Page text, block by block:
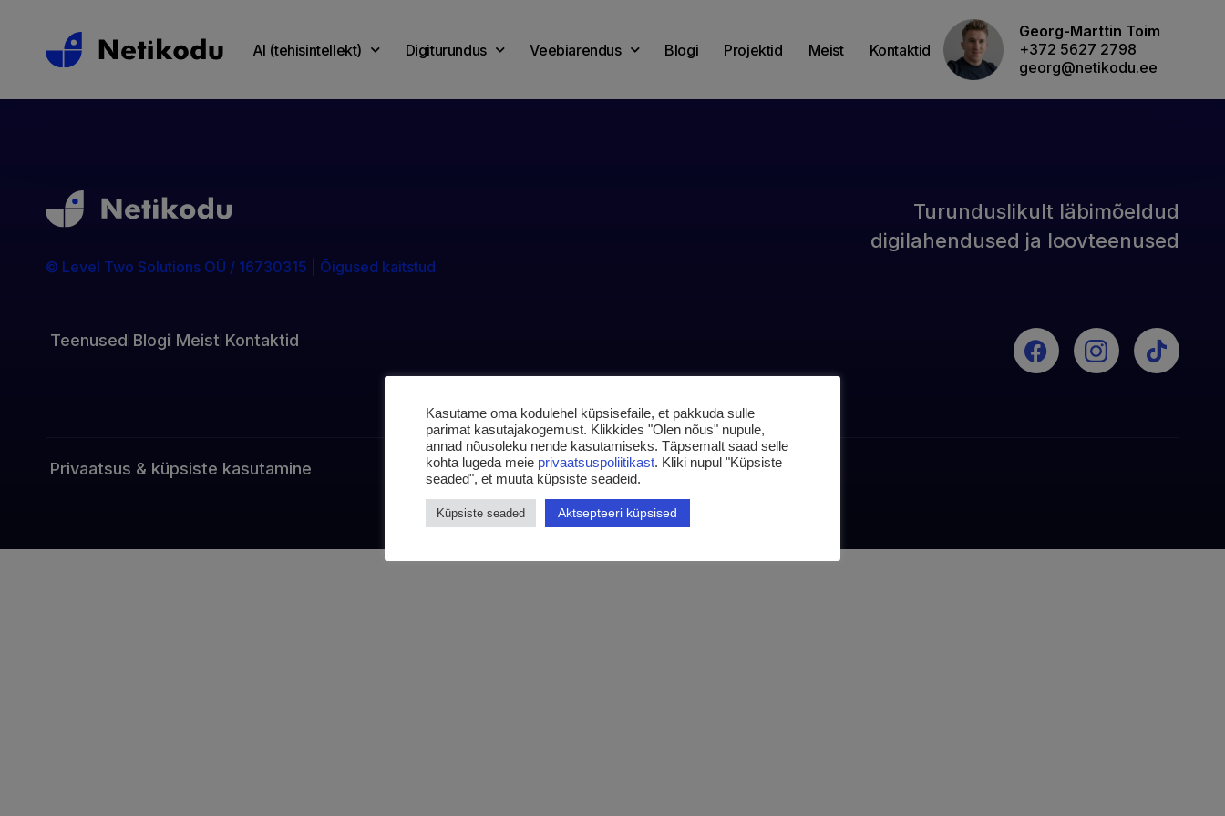
AI (tehisintellekt) Digiturundus Veebiarendus Blogi Projektid Meist Kontaktid
Georg-Marttin Toim
+372 5627 2798
georg@netikodu.ee
© Level Two Solutions OÜ / 16730315 | Õigused kaitstud
Turunduslikult läbimõeldud
digilahendused ja loovteenused
Teenused Blogi Meist Kontaktid
Privaatsus & küpsiste kasutamine
Kasutame oma kodulehel küpsisefaile, et pakkuda sulle
parimat kasutajakogemust. Klikkides "Olen nõus" nupule,
annad nõusoleku nende kasutamiseks. Täpsemalt saad selle
kohta lugeda meie privaatsuspoliitikast. Kliki nupul "Küpsiste
seaded", et muuta küpsiste seadeid.
Küpsiste seaded Aktsepteeri küpsised